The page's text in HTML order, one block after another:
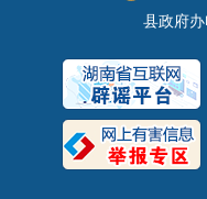
县政府